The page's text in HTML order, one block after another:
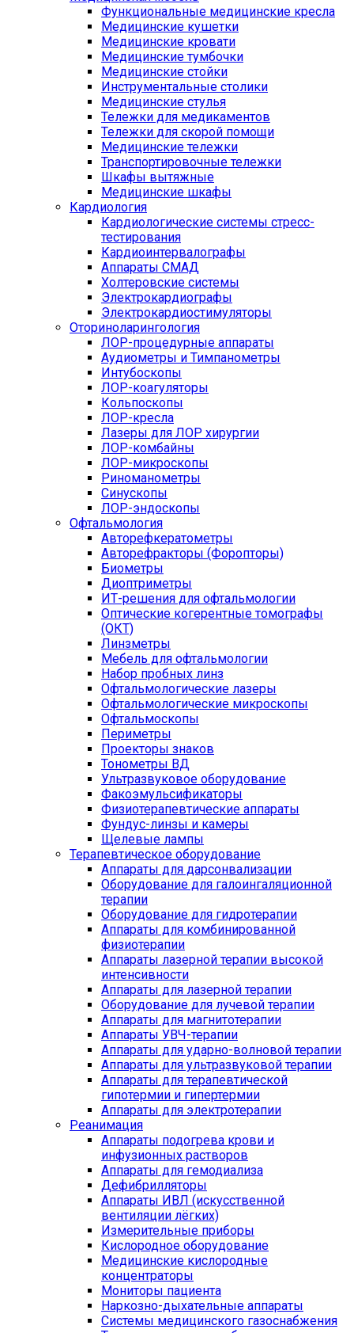
Функциональные медицинские кресла
Медицинские кушетки
Медицинские кровати
Медицинские тумбочки
Медицинские стойки
Инструментальные столики
Медицинские стулья
Тележки для медикаментов
Тележки для скорой помощи
Медицинские тележки
Транспортировочные тележки
Шкафы вытяжные
Медицинские шкафы
Кардиология
Кардиологические системы стресс-
тестирования
Кардиоинтервалографы
Аппараты СМАД
Холтеровские системы
Электрокардиографы
Электрокардиостимуляторы
Оториноларингология
ЛОР-процедурные аппараты
Аудиометры и Тимпанометры
Интубоскопы
ЛОР-коагуляторы
Кольпоскопы
ЛОР-кресла
Лазеры для ЛОР хирургии
ЛОР-комбайны
ЛОР-микроскопы
Риноманометры
Синускопы
ЛОР-эндоскопы
Офтальмология
Авторефкератометры
Авторефракторы (Форопторы)
Биометры
Диоптриметры
ИТ-решения для офтальмологии
Оптические когерентные томографы
(ОКТ)
Линзметры
Мебель для офтальмологии
Набор пробных линз
Офтальмологические лазеры
Офтальмологические микроскопы
Офтальмоскопы
Периметры
Проекторы знаков
Тонометры ВД
Ультразвуковое оборудование
Факоэмульсификаторы
Физиотерапевтические аппараты
Фундус-линзы и камеры
Щелевые лампы
Терапевтическое оборудование
Аппараты для дарсонвализации
Оборудование для галоингаляционной
терапии
Оборудование для гидротерапии
Аппараты для комбинированной
физиотерапии
Аппараты лазерной терапии высокой
интенсивности
Аппараты для лазерной терапии
Оборудование для лучевой терапии
Аппараты для магнитотерапии
Аппараты УВЧ-терапии
Аппараты для ударно-волновой терапии
Аппараты для ультразвуковой терапии
Аппараты для терапевтической
гипотермии и гипертермии
Аппараты для электротерапии
Реанимация
Аппараты подогрева крови и
инфузионных растворов
Аппараты для гемодиализа
Дефибрилляторы
Аппараты ИВЛ (искусственной
вентиляции лёгких)
Измерительные приборы
Кислородное оборудование
Медицинские кислородные
концентраторы
Мониторы пациента
Наркозно-дыхательные аппараты
Системы медицинского газоснабжения